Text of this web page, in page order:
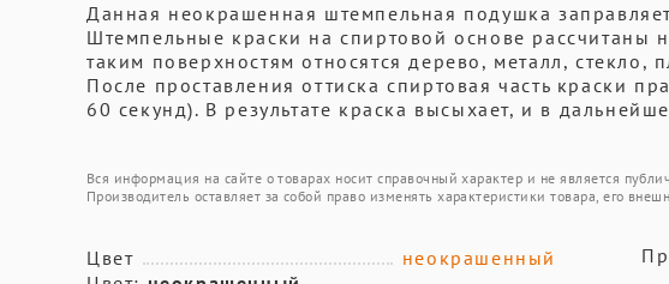
Данная неокрашенная штемпельная подушка
Штемпельные краски на спиртовой основе рассчитаны
таким поверхностям относятся дерево, металл, стекло,
После проставления оттиска спиртовая часть краски
60 секунд). В результате краска высыхает, и в
Вся информация на сайте о товарах носит справочный характер и не является
Производитель оставляет за собой право изменять характеристики товара, его
Цвет неокрашенный